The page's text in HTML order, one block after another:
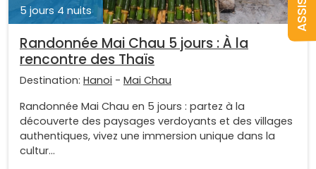
5 jours 4 nuits
Randonnée Mai Chau 5 jours : À la
rencontre des Thaïs
Destination: Hanoi - Mai Chau
Randonnée Mai Chau en 5 jours : partez à la
découverte des paysages verdoyants et des villages
authentiques, vivez une immersion unique dans la
cultur...